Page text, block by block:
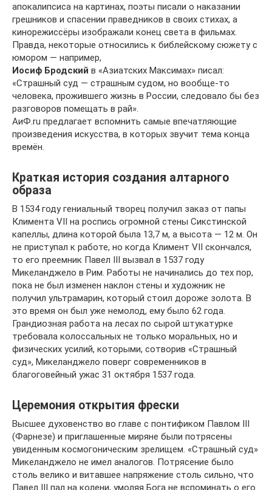
апокалипсиса на картинах, поэты писали о наказании
грешников и спасении праведников в своих стихах, а
кинорежиссёры изображали конец света в фильмах.
Правда, некоторые относились к библейскому сюжету с
юмором — например,
Иосиф Бродский в «Азиатских Максимах» писал:
«Страшный суд — страшным судом, но вообще-то
человека, прожившего жизнь в России, следовало бы без
разговоров помещать в рай».
АиФ.ru предлагает вспомнить самые впечатляющие
произведения искусства, в которых звучит тема конца
времён.
Краткая история создания алтарного
образа
В 1534 году гениальный творец получил заказ от папы
Климента VII на роспись огромной стены Сикстинской
капеллы, длина которой была 13,7 м, а высота — 12 м. Он
не приступал к работе, но когда Климент VII скончался,
то его преемник Павел III вызвал в 1537 году
Микеланджело в Рим. Работы не начинались до тех пор,
пока не был изменен наклон стены и художник не
получил ультрамарин, который стоил дороже золота. В
это время он был уже немолод, ему было 62 года.
Грандиозная работа на лесах по сырой штукатурке
требовала колоссальных не только моральных, но и
физических усилий, которыми, сотворив «Страшный
суд», Микеланджело поверг современников в
благоговейный ужас 31 октября 1537 года.
Церемония открытия фрески
Высшее духовенство во главе с понтификом Павлом III
(Фарнезе) и приглашенные миряне были потрясены
увиденным космогоническим зрелищем. «Страшный суд»
Микеланджело не имел аналогов. Потрясение было
столь велико и витавшее напряжение столь сильно, что
Павел III пал на колени, умоляя Бога не вспоминать о его